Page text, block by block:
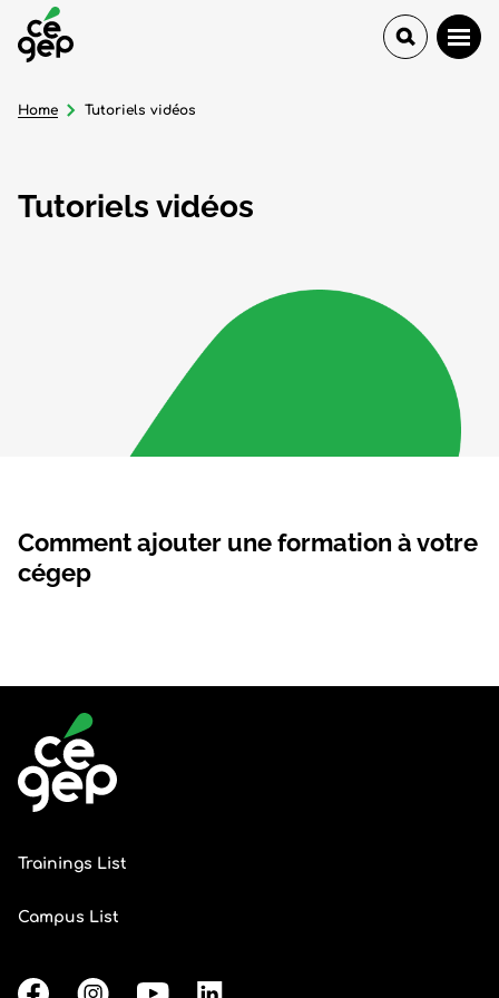
Tutoriels vidéos
Home Tutoriels vidéos
Comment ajouter une formation à votre
cégep
Trainings List
Campus List